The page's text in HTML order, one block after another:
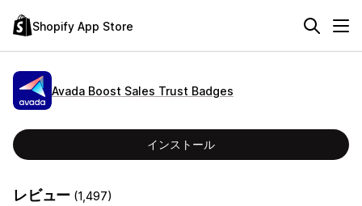
Shopify App Store
Avada Boost Sales Trust Badges
インストール
レビュー (1,497)